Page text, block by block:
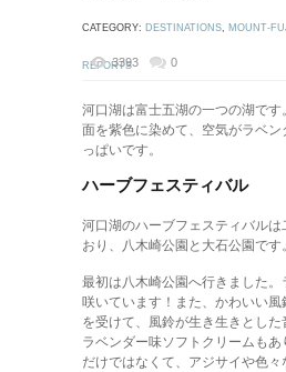
CATEGORY: DESTINATIONS, MOUNT-
REPORTS
3393 0
河口湖は富士五湖の一つの湖で
面を紫色に染めて、空気がラベ
っぱいです。
ハーブフェスティバル
河口湖のハーブフェスティバル
おり、八木崎公園と大石公園です。
最初は八木崎公園へ行きました
咲いています！また、かわいい
を受けて、風鈴が生き生きとした
ラベンダー味ソフトクリームも
だけではなくて、アジサイや色々